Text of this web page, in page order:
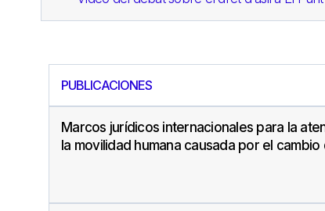
PUBLICACIONES
Marcos jurídicos internacionales para la
la movilidad humana causada por el cambio